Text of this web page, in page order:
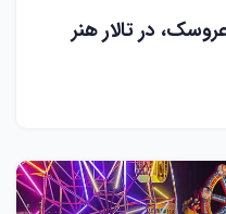
در تالار هنر